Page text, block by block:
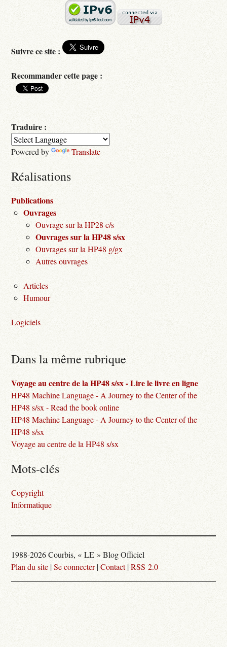
Suivre ce site :
Recommander cette page :
Traduire :
Powered by Translate
Réalisations
Publications
Ouvrages
Ouvrage sur la HP28 c/s
Ouvrages sur la HP48 s/sx
Ouvrages sur la HP48 g/gx
Autres ouvrages
Articles
Humour
Logiciels
Dans la même rubrique
Voyage au centre de la HP48 s/sx - Lire le livre en ligne
HP48 Machine Language - A Journey to the Center of the
HP48 s/sx - Read the book online
HP48 Machine Language - A Journey to the Center of the
HP48 s/sx
Voyage au centre de la HP48 s/sx
Mots-clés
Copyright
Informatique
1988-2026 Courbis, « LE » Blog Officiel
Plan du site |Se connecter|Contact|RSS 2.0